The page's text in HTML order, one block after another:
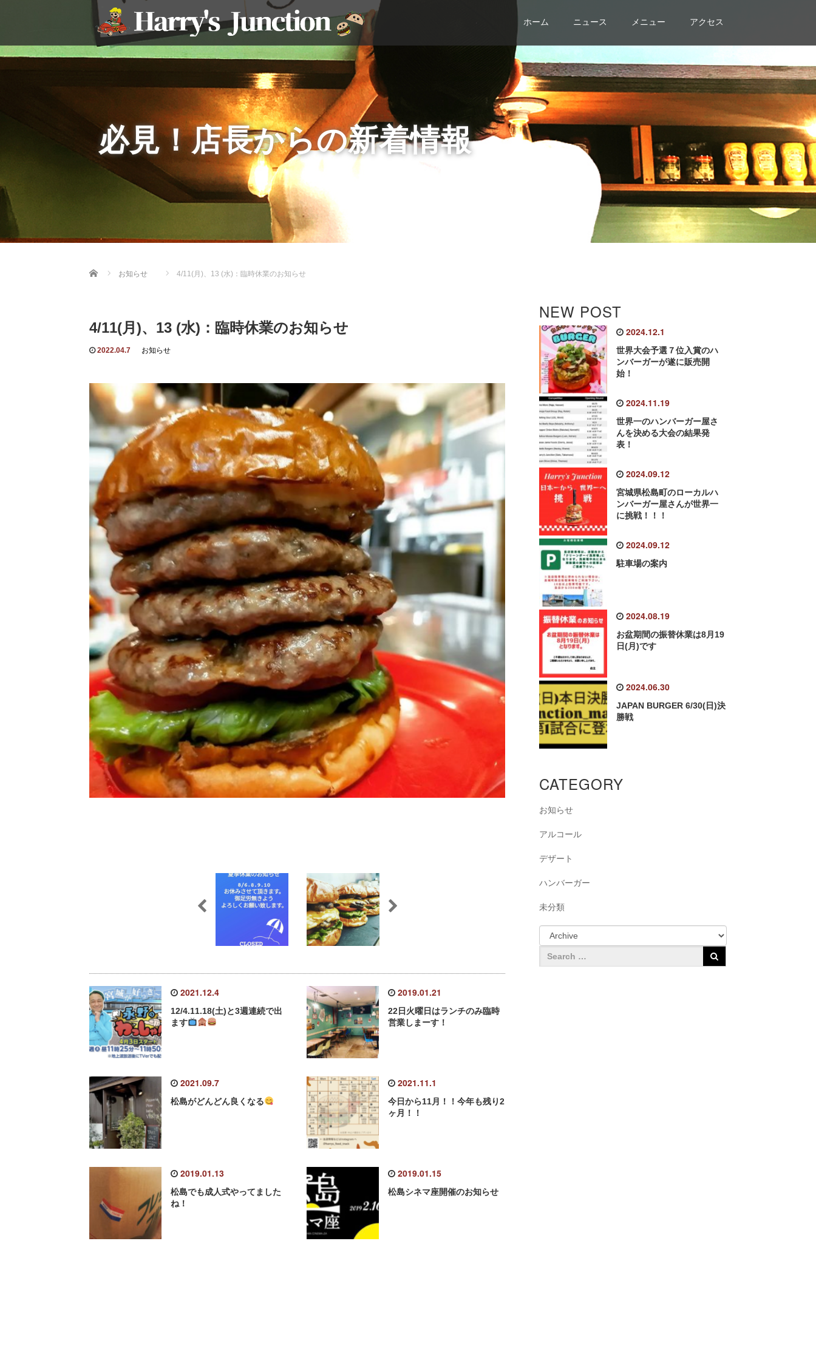
ホーム ニュース メニュー アクセス
必見！店長からの新着情報
Home お知らせ 4/11(月)、13 (水)：臨時休業のお知らせ
4/11(月)、13 (水)：臨時休業のお知らせ
2022.04.7 お知らせ
2021.12.4
12/4.11.18(土)と3週連続で出
ます
2019.01.21
22日火曜日はランチのみ臨時
営業しまーす！
2021.09.7
松島がどんどん良くなる
2021.11.1
今日から11月！！今年も残り2
ヶ月！！
2019.01.13
松島でも成人式やってました
ね！
2019.01.15
松島シネマ座開催のお知らせ
NEW POST
2024.12.1
世界大会予選７位入賞のハ
ンバーガーが遂に販売開
始！
2024.11.19
世界一のハンバーガー屋さ
んを決める大会の結果発
表！
2024.09.12
宮城県松島町のローカルハ
ンバーガー屋さんが世界一
に挑戦！！！
2024.09.12
駐車場の案内
2024.08.19
お盆期間の振替休業は8月19
日(月)です
2024.06.30
JAPAN BURGER 6/30(日)決
勝戦
CATEGORY
お知らせ
アルコール
デザート
ハンバーガー
未分類